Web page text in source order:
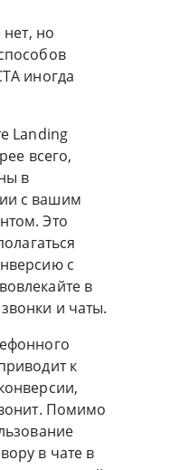
нет, но
иногда
Landing
всего,
в
с вашим
Это
с
в
и чаты.
к
Помимо
в чате в